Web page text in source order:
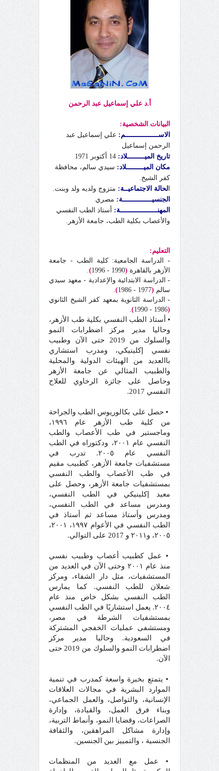
أ.د علي إسماعيل عبد الرحمن
البيانات الشخصية:
الاســـــــــــــــــم: علي إسماعيل عبد
الرحمن إسماعيل
تاريخ الميـــــــــلاد:
مكان الميـــــــــلاد: سيدي سالم، محافظة
كفر الشيخ.
لحالة الاجتماعيــة: متزوج ولديه ولد وبنت.
الجنسيـــــــــــــــة: مصري
المهنـــــــــــــــــــة: أستاذ الطب النفسي
والأعصاب بكلية الطب، جامعة الأزهر.
التعليم:
-
الدراسة الجامعية: كلية الطب - جامعة
الأزهر بالقاهرة (
1990 - 1996
)
.
- الدراسة الابتدائية والإعدادية - معهد سيدي
سالم (
1977 - 1986
)
.
- الدراسة الثانوية بمعهد كفر الشيخ الثانوي
(
1986 - 1990
)
.
• أستاذ الطب النفسي بكلية طب الأزهر،
وحاليا مدير مركز اضطرابات النمو
والسلوك من 2019 حتى الآن وطبيب
نفسي إكلينيكي، ومدرب استشاري
باالعديد من الهيئات الدولية والمحلية
والطبيب المثالي عن جامعة الأزهر
وحاصل على جائزة الرخاوي للعلاج
النفسي 2017.
• حصل على بكالوريوس الطب والجراحة
من كلية طب الأزهر عام ١٩٩٦،
وماجستير في طب الأعصاب والطب
النفسي عام ٢٠٠١، ودكتوراه في الطب
النفسي عام ٢٠٠٥. تدرب في
مستشفيات جامعة الأزهر، كطبيب مقيم
في طب الأعصاب والطب النفسي
بمستشفيات جامعة الأزهر، وحصل على
معيد إكلينيكي في الطب النفسي،
ومدرس مساعد في الطب النفسي،
ومدرس وأستاذ مساعد ثم أستاذ في
الطب النفسي في الأعوام ١٩٩٧، ٢٠٠١،
٢٠٠٥، و٢٠١١ و 2017 على التوالي.
• عمل كطبيب أعصاب وطبيب نفسي
منذ عام ٢٠٠١ وحتى الآن في العديد من
المستشفيات، مثل دار الشفاء، ومركز
شعلان للطب النفسي. كما يمارس
الطب النفسي بشكل خاص منذ عام
٢٠٠٤. يعمل استشاريًا في الطب النفسي
بمستشفيات الشرطة في مصر،
ومستشفى عمليات الخفجي المشتركة
في السعودية. وحاليا مدير مركز
اضطرابات النمو والسلوك من 2019 حتى
الآن.
• يتمتع بخبرة واسعة كمدرب في تنمية
الموارد البشرية في مجالات العلاقات
الإنسانية، والتواصل، والعمل الجماعي،
وبناء فرق العمل، والقيادة، وإدارة
الصراعات، وقضايا النمو، وأنماط التربية،
وإدارة مشاكل المراهقين، والثقافة
الجنسية ، والتمييز بين الجنسين.
• عمل مع العديد من المنظمات